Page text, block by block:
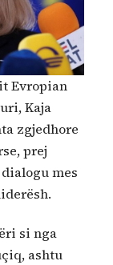
Evropian
Kaja
zgjedhore
prej
mes
si nga
ashtu